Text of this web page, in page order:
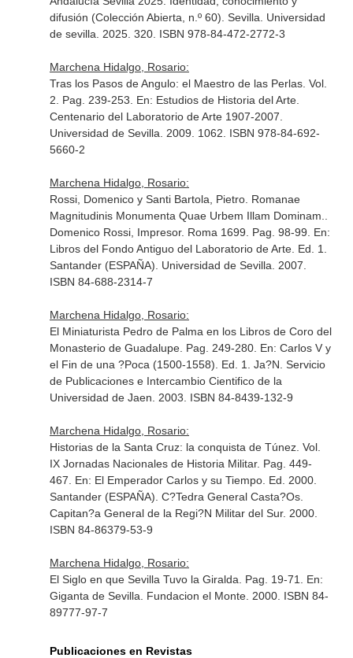
difusión (Colección Abierta, n.º 60) . Sevilla. Universidad
de sevilla. 2025. 320. ISBN 978-84-472-2772-3
Marchena Hidalgo, Rosario:
Tras los Pasos de Angulo: el Maestro de las Perlas. Vol.
2. Pag. 239-253. En: Estudios de Historia del Arte.
Centenario del Laboratorio de Arte 1907-2007
Universidad de Sevilla. 2009. 1062. ISBN 978-84-692-
5660-2
Marchena Hidalgo, Rosario:
Rossi, Domenico y Santi Bartola, Pietro. Romanae
Magnitudinis Monumenta Quae Urbem Illam Dominam..
Domenico Rossi, Impresor. Roma 1699. Pag. 98-99. En:
Libros del Fondo Antiguo del Laboratorio de Arte. Ed. 1.
Santander (ESPAÑA). Universidad de Sevilla. 2007.
ISBN 84-688-2314-7
Marchena Hidalgo, Rosario:
El Miniaturista Pedro de Palma en los Libros de Coro del
Monasterio de Guadalupe. Pag. 249-280. En: Carlos V y
el Fin de una ?Poca (1500-1558) . Ed. 1. Ja?N. Servicio
de Publicaciones e Intercambio Cientifico de la
Universidad de Jaen. 2003. ISBN 84-8439-132-9
Marchena Hidalgo, Rosario:
Historias de la Santa Cruz: la conquista de Túnez. Vol.
IX Jornadas Nacionales de Historia Militar. Pag. 449-
467. En: El Emperador Carlos y su Tiempo. Ed. 2000.
Santander (ESPAÑA). C?Tedra General Casta?Os.
Capitan?a General de la Regi?N Militar del Sur. 2000.
ISBN 84-86379-53-9
Marchena Hidalgo, Rosario:
El Siglo en que Sevilla Tuvo la Giralda. Pag. 19-71. En:
Giganta de Sevilla . Fundacion el Monte. 2000. ISBN 84-
89777-97-7
Publicaciones en Revistas